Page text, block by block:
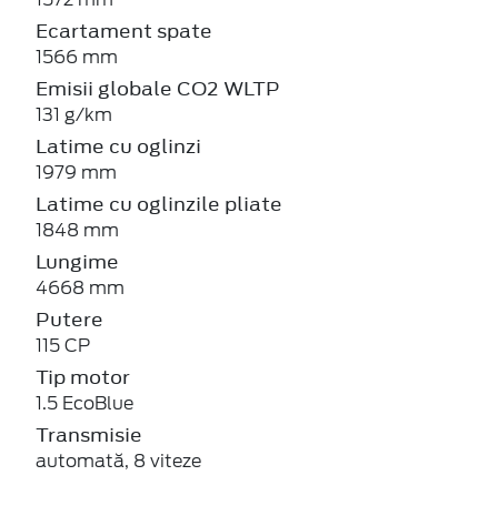
Ecartament spate
1566 mm
Emisii globale CO2 WLTP
131 g/km
Latime cu oglinzi
1979 mm
Latime cu oglinzile pliate
1848 mm
Lungime
4668 mm
Putere
115 CP
Tip motor
1.5 EcoBlue
Transmisie
automată, 8 viteze